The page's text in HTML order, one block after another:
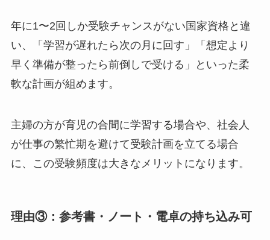
年に1〜2回しか受験チャンスがない国家資格と違
い、「学習が遅れたら次の月に回す」「想定より
早く準備が整ったら前倒しで受ける」といった柔
軟な計画が組めます。
主婦の方が育児の合間に学習する場合や、社会人
が仕事の繁忙期を避けて受験計画を立てる場合
に、この受験頻度は大きなメリットになります。
理由③：参考書・ノート・電卓の持ち込み可